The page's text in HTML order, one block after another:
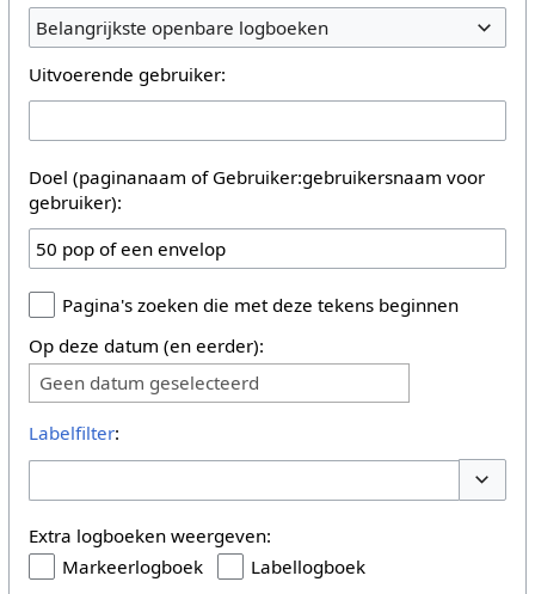
Belangrijkste openbare logboeken
Uitvoerende gebruiker:
Doel (paginanaam of Gebruiker:gebruikersnaam voor
gebruiker):
Pagina's zoeken die met deze tekens beginnen
Op deze datum (en eerder):
Geen datum geselecteerd
Labelfilter:
Extra logboeken weergeven:
Markeerlogboek
Labellogboek